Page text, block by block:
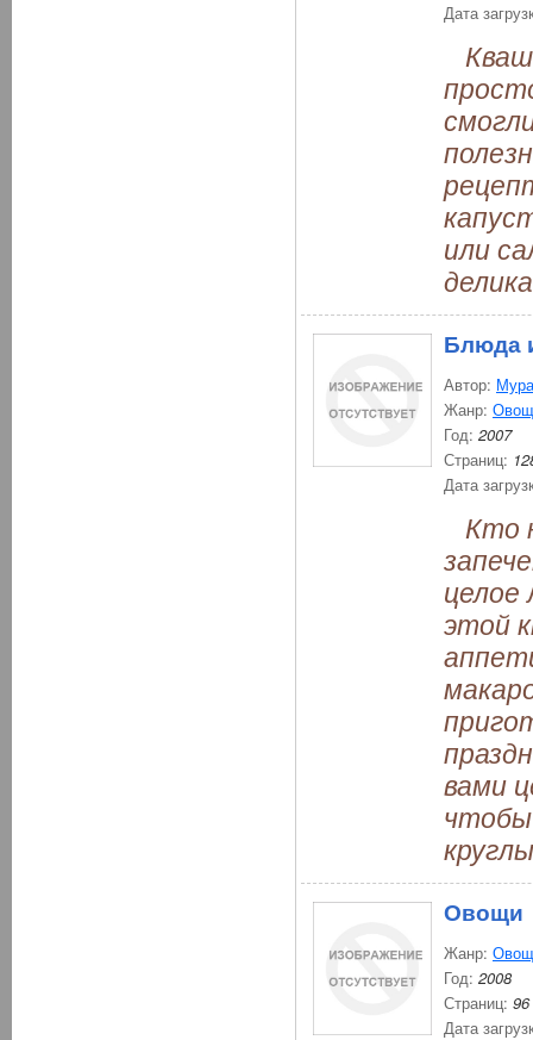
Дата
или
Блюда
Автор:
Жанр:
Год: 2007
Страниц:
Дата
Кто
целое
этой
вами
Овощи
Жанр:
Год: 2008
Страниц: 96
Дата